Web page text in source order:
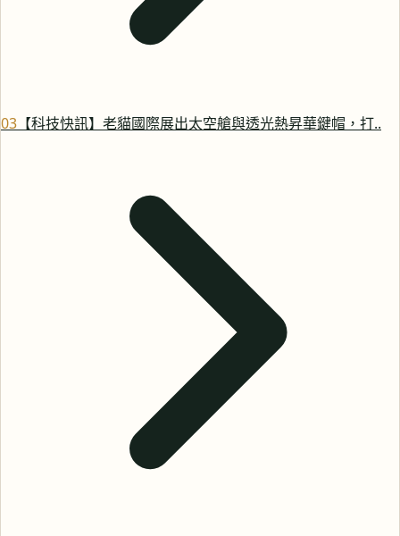
03 【科技快訊】老貓國際展出太空艙與透光熱昇華鍵帽，打..